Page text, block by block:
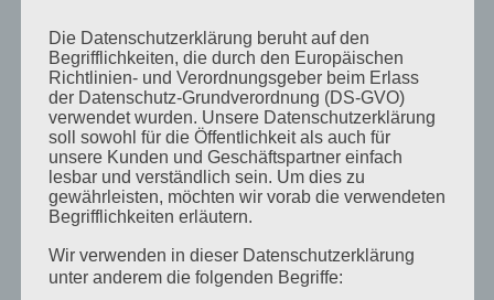
Juli 2011
Juni 2011
Mai 2011
April 2011
März 2011
Januar 2011
Die Datenschutzerklärung beruht auf den
Begrifflichkeiten, die durch den Europäischen
Richtlinien- und Verordnungsgeber beim Erlass
der Datenschutz-Grundverordnung (DS-GVO)
verwendet wurden. Unsere Datenschutzerklärung
soll sowohl für die Öffentlichkeit als auch für
unsere Kunden und Geschäftspartner einfach
lesbar und verständlich sein. Um dies zu
gewährleisten, möchten wir vorab die verwendeten
Begrifflichkeiten erläutern.
Wir verwenden in dieser Datenschutzerklärung
unter anderem die folgenden Begriffe: